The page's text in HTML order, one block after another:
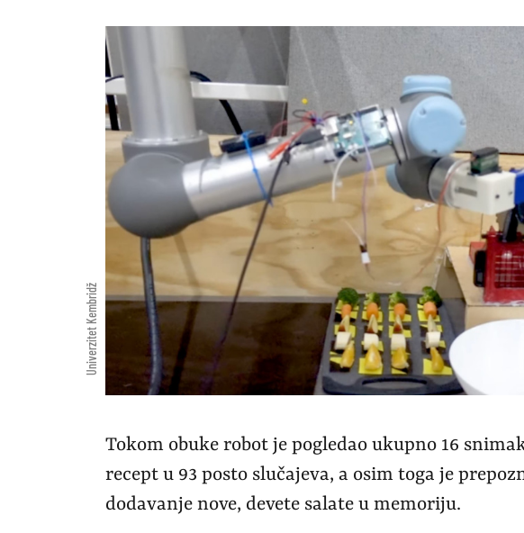
Univerzitet Kembridž
Tokom obuke robot je pogledao ukupno 16
recept u 93 posto slučajeva, a osim toga je
dodavanje nove, devete salate u memoriju.